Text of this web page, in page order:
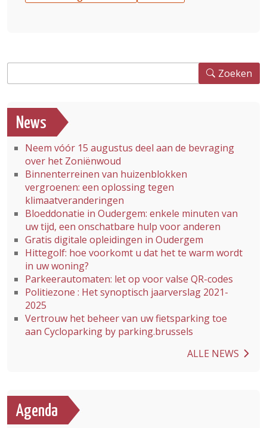
Zoeken
News
Neem vóór 15 augustus deel aan de bevraging
over het Zoniënwoud
Binnenterreinen van huizenblokken
vergroenen: een oplossing tegen
klimaatveranderingen
Bloeddonatie in Oudergem: enkele minuten van
uw tijd, een onschatbare hulp voor anderen
Gratis digitale opleidingen in Oudergem
Hittegolf: hoe voorkomt u dat het te warm wordt
in uw woning?
Parkeerautomaten: let op voor valse QR-codes
Politiezone : Het synoptisch jaarverslag 2021-
2025
Vertrouw het beheer van uw fietsparking toe
aan Cycloparking by parking.brussels
ALLE NEWS
Agenda